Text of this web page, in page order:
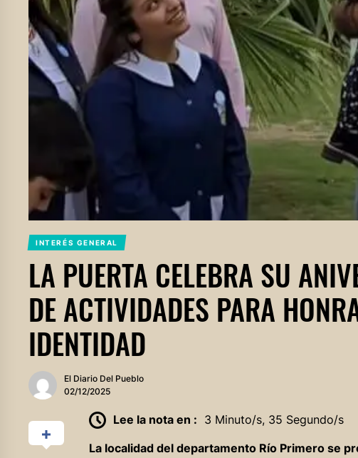
INTERÉS GENERAL
LA PUERTA CELEBRA SU
DE ACTIVIDADES PARA
IDENTIDAD
El Diario Del Pueblo
02/12/2025
Lee la nota en : 3 Minuto/s, 35 Segundo/s
La localidad del departamento Río Primero se